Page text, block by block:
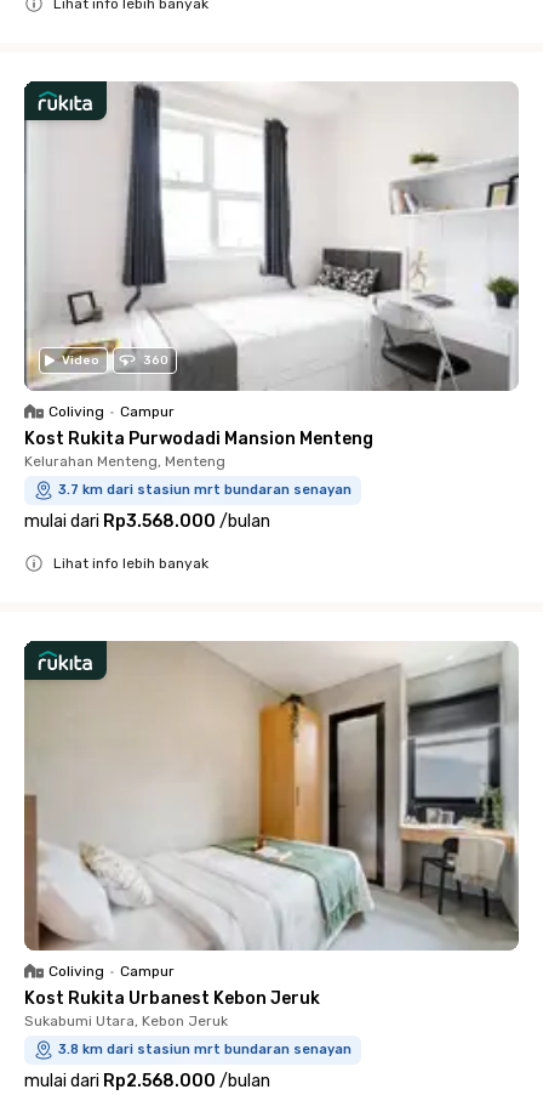
Video 360
Coliving • Campur
Kost Rukita Purwodadi Mansion Menteng
Kelurahan Menteng, Menteng
3.7 km dari stasiun mrt bundaran senayan
mulai dari Rp3.568.000 /bulan
Lihat info lebih banyak
Coliving • Campur
Kost Rukita Urbanest Kebon Jeruk
Sukabumi Utara, Kebon Jeruk
3.8 km dari stasiun mrt bundaran senayan
mulai dari Rp2.568.000 /bulan